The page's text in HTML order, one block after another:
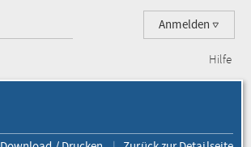
Anmelden
Hilfe